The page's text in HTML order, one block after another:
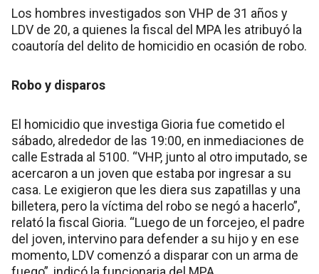
Los hombres investigados son VHP de 31 años y
LDV de 20, a quienes la fiscal del MPA les atribuyó la
coautoría del delito de homicidio en ocasión de robo.
Robo y disparos
El homicidio que investiga Gioria fue cometido el
sábado, alrededor de las 19:00, en inmediaciones de
calle Estrada al 5100. “VHP, junto al otro imputado, se
acercaron a un joven que estaba por ingresar a su
casa. Le exigieron que les diera sus zapatillas y una
billetera, pero la víctima del robo se negó a hacerlo”,
relató la fiscal Gioria. “Luego de un forcejeo, el padre
del joven, intervino para defender a su hijo y en ese
momento, LDV comenzó a disparar con un arma de